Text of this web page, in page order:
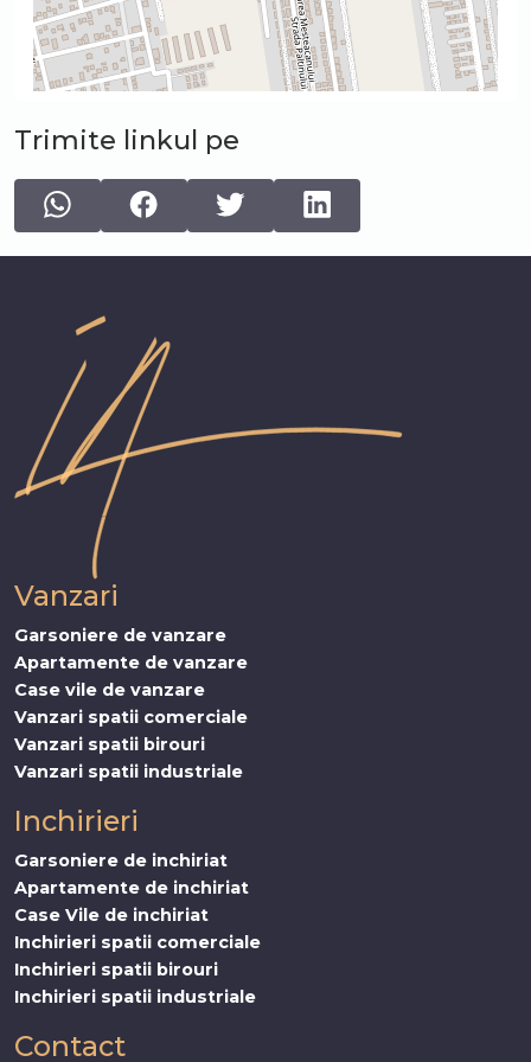
Trimite linkul pe
Vanzari
Garsoniere de vanzare
Apartamente de vanzare
Case vile de vanzare
Vanzari spatii comerciale
Vanzari spatii birouri
Vanzari spatii industriale
Inchirieri
Garsoniere de inchiriat
Apartamente de inchiriat
Case Vile de inchiriat
Inchirieri spatii comerciale
Inchirieri spatii birouri
Inchirieri spatii industriale
Contact